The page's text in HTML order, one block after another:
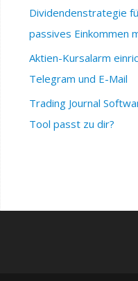
Dividendenstrategie
passives Einkommen
Aktien-Kursalarm
Telegram und E-Mail
Trading Journal
Tool passt zu dir?